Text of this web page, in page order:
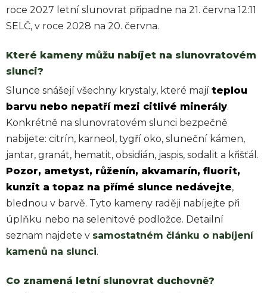
roce 2027 letní slunovrat připadne na 21. června 12:11
SELČ, v roce 2028 na 20. června.
Které kameny můžu nabíjet na slunovratovém
slunci?
Slunce snášejí všechny krystaly, které mají teplou
barvu nebo nepatří mezi citlivé minerály.
Konkrétně na slunovratovém slunci bezpečně
nabijete: citrín, karneol, tygří oko, sluneční kámen,
jantar, granát, hematit, obsidián, jaspis, sodalit a křišťál.
Pozor, ametyst, růženín, akvamarín, fluorit,
kunzit a topaz na přímé slunce nedávejte,
blednou v barvě. Tyto kameny raději nabíjejte při
úplňku nebo na selenitové podložce. Detailní
seznam najdete v samostatném článku o nabíjení
kamenů na slunci.
Co znamená letní slunovrat duchovně?